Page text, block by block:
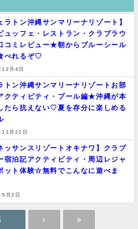
ラトン沖縄サンマリーナリゾート】
ュッフェ・レストラン・クラブラウ
コミレビュー★朝からブルーシール
べれるぞ♡
月4日
トン沖縄サンマリーナリゾートお部
クティビティ・プール編★沖縄が本
たら抗えない♡夏を存分に楽しめる
月21日
ッサンスリゾートオキナワ】クラブ
宿泊記アクティビティ・周辺レジャ
ット体験☆無料でこんなに遊べま
月2日